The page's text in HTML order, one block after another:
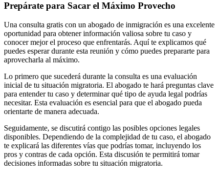
Prepárate para Sacar el Máximo Provecho
Una consulta gratis con un abogado de inmigración es una excelente
oportunidad para obtener información valiosa sobre tu caso y
conocer mejor el proceso que enfrentarás. Aquí te explicamos qué
puedes esperar durante esta reunión y cómo puedes prepararte para
aprovecharla al máximo.
Lo primero que sucederá durante la consulta es una evaluación
inicial de tu situación migratoria. El abogado te hará preguntas clave
para entender tu caso y determinar qué tipo de ayuda legal podrías
necesitar. Esta evaluación es esencial para que el abogado pueda
orientarte de manera adecuada.
Seguidamente, se discutirá contigo las posibles opciones legales
disponibles. Dependiendo de la complejidad de tu caso, el abogado
te explicará las diferentes vías que podrías tomar, incluyendo los
pros y contras de cada opción. Esta discusión te permitirá tomar
decisiones informadas sobre tu situación migratoria.